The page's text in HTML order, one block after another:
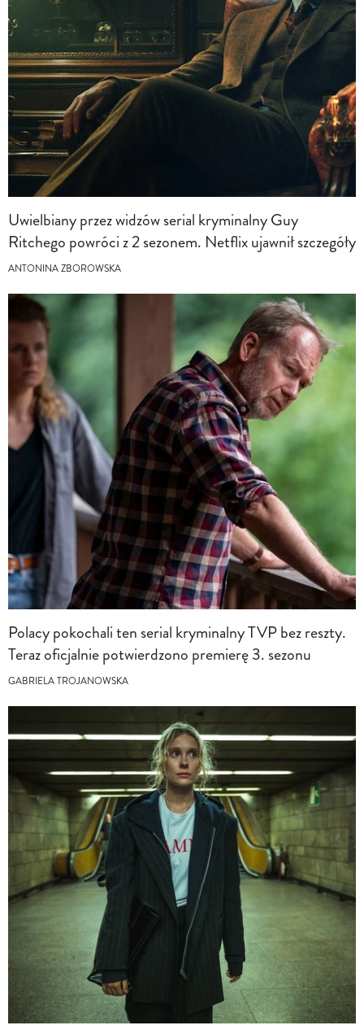
Uwielbiany przez widzów serial kryminalny Guy
Ritchego powróci z 2 sezonem. Netflix ujawnił szczegóły
ANTONINA ZBOROWSKA
Polacy pokochali ten serial kryminalny TVP bez reszty.
Teraz oficjalnie potwierdzono premierę 3. sezonu
GABRIELA TROJANOWSKA